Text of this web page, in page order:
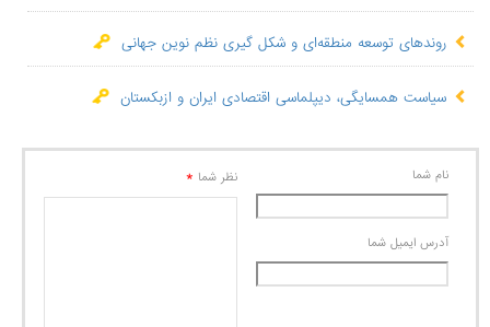
روندهای توسعه منطقه‌ای و شکل گیری نظم نوین جهانی
سیاست همسایگی، دیپلماسی اقتصادی ایران و ازبکستان
نام شما
آدرس ايميل شما
نظر شما *